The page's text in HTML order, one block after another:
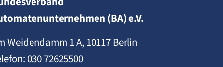
(BA) e.V.
Weidendamm 1 A, 10117 Berlin
030 72625500